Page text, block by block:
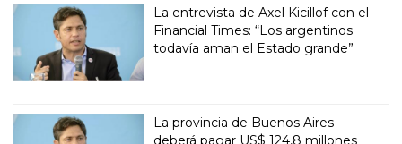
La entrevista de Axel Kicillof con el
Financial Times: “Los argentinos
todavía aman el Estado grande”
La provincia de Buenos Aires
deberá pagar US$ 124,8 millones